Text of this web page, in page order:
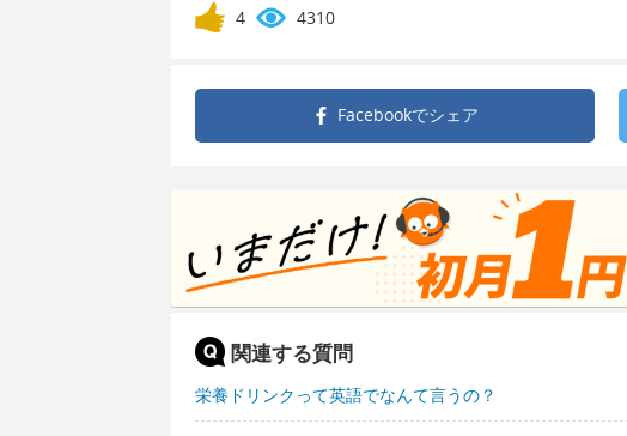
4 4310
Facebookでシェア
関連する質問
栄養ドリンクって英語でなんて言うの？